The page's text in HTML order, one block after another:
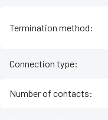
Termination method:
Connection type:
Number of contacts: